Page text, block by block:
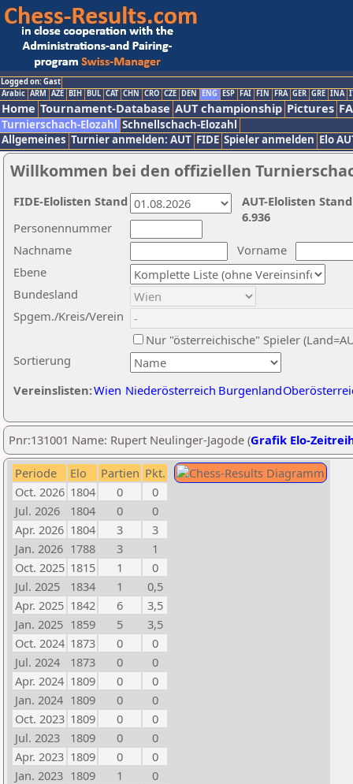
Logged on: Gast
Arabic ARM AZE BIH BUL CAT CHN CRO CZE DEN ENG ESP FAI FIN FRA GER GRE INA
Home Tournament-Database AUT championship Pictures
Turnierschach-Elozahl Schnellschach-Elozahl
Allgemeines Turnier anmelden: AUT FIDE Spieler anmelden Elo
Willkommen bei den offiziellen
Nachname
Vorname
Ebene
Sortierung
Personennummer
Bundesland
Spgem./Kreis/Verein
Nur "österreichische" Spieler
Vereinslisten:Wien Niederösterreich Burgenland
AUT-Elolisten
6.936
FIDE-Elolisten Stand
Pnr:131001 Name: Rupert Neulinger-Jagode (Grafik Elo-
Periode Elo Partien Pkt.
Oct. 2026 1804 0
0
Jul. 2026
1804 0
0
Apr. 2026 1804 3
3
Jan. 2026 1788 3
1
Oct. 2025 1815 1
0
Jul. 2025
1834 1
0,5
Apr. 2025 1842 6
3,5
Jan. 2025 1859 5
3,5
Oct. 2024 1873 0
0
Jul. 2024
1873 0
0
Apr. 2024 1809 0
0
Jan. 2024 1809 0
0
Oct. 2023 1809 0
0
Jul. 2023
1809 0
0
Apr. 2023 1809 0
0
Jan. 2023 1809 1
0